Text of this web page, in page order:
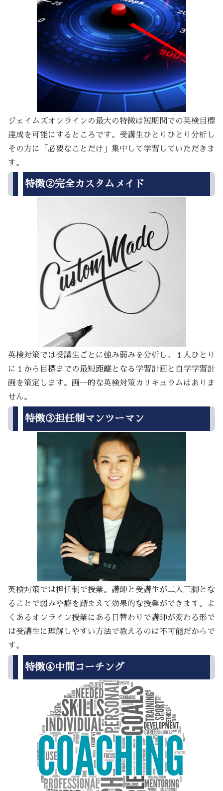
ジェイムズオンラインの最大の特徴は短期間での英検目標
達成を可能にするところです。受講生ひとりひとり分析し
その方に「必要なことだけ」集中して学習していただきま
す。
特徴②完全カスタムメイド
英検対策では受講生ごとに強み弱みを分析し、１人ひとり
に１から目標までの最短距離となる学習計画と自学学習計
画を策定します。画一的な英検対策カリキュラムはありま
せん。
特徴③担任制マンツーマン
英検対策では担任制で授業。講師と受講生が二人三脚とな
ることで弱みや癖を踏まえて効果的な授業ができます。よ
くあるオンライン授業にある日替わりで講師が変わる形で
は受講生に理解しやすい方法で教えるのは不可能だからで
す。
特徴④中間コーチング